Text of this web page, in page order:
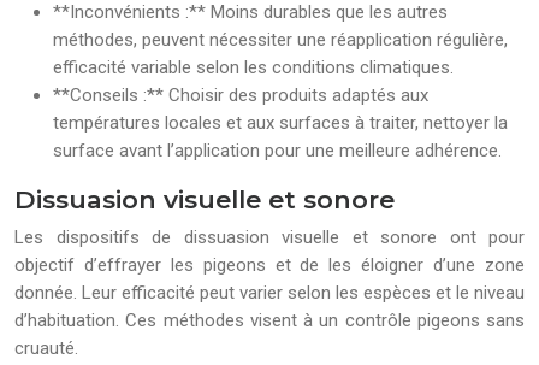
**Inconvénients :** Moins durables que les autres
méthodes, peuvent nécessiter une réapplication régulière,
efficacité variable selon les conditions climatiques.
**Conseils :** Choisir des produits adaptés aux
températures locales et aux surfaces à traiter, nettoyer la
surface avant l’application pour une meilleure adhérence.
Dissuasion visuelle et sonore
Les dispositifs de dissuasion visuelle et sonore ont pour
objectif d’effrayer les pigeons et de les éloigner d’une zone
donnée. Leur efficacité peut varier selon les espèces et le niveau
d’habituation. Ces méthodes visent à un contrôle pigeons sans
cruauté.